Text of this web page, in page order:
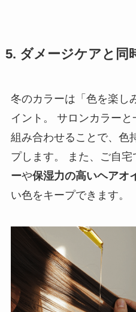
5. ダメージケアと同
冬のカラーは「色を楽し
イント。 サロンカラーと
組み合わせることで、色
プします。 また、ご自宅
ーや保湿力の高いヘアオ
い色をキープできます。